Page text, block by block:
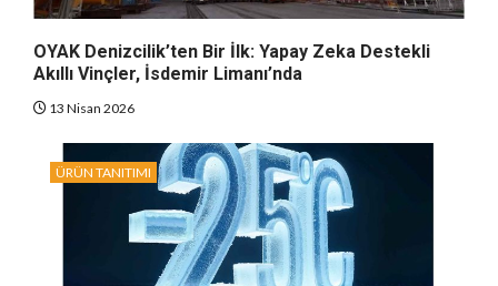
OYAK Denizcilik’ten Bir İlk: Yapay Zeka Destekli
Akıllı Vinçler, İsdemir Limanı’nda
13 Nisan 2026
ÜRÜN TANITIMI